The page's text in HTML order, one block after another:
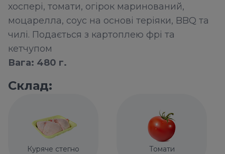
хоспері, томати, огірок маринований,
моцарелла, соус на основі теріяки, BBQ та
чилі. Подається з картоплею фрі та
кетчупом
Вага: 480 г.
Склад:
Куряче стегно Томати